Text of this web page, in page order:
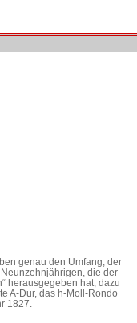
genau den Umfang, der
die der
herausgegeben hat, dazu
A-Dur, das h-Moll-Rondo
1827.